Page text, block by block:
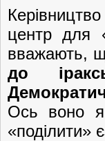
центр для
вважають,
до
Ось воно
«поділити»